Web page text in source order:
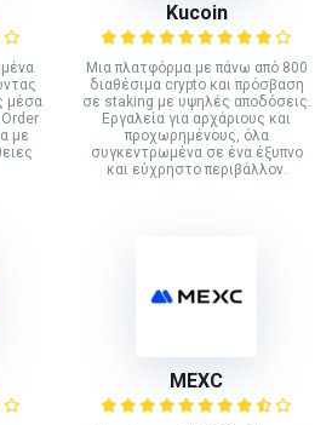
μέσα
με
Kucoin
Mια πλατφόρμα με πάνω από 800
διαθέσιμα crypto και πρόσβαση
σε staking με υψηλές αποδόσεις.
Εργαλεία για αρχάριους και
προχωρημένους, όλα
συγκεντρωμένα σε ένα έξυπνο
και εύχρηστο περιβάλλον.
MEXC